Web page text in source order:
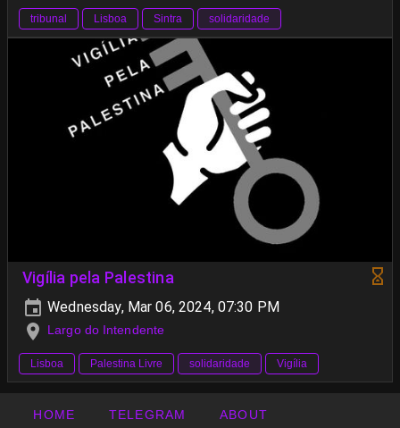
tribunal Lisboa Sintra solidaridade
Vigília pela Palestina
Wednesday, Mar 06, 2024, 07:30 PM
Largo do Intendente
Lisboa Palestina Livre solidaridade Vigília
HOME TELEGRAM ABOUT